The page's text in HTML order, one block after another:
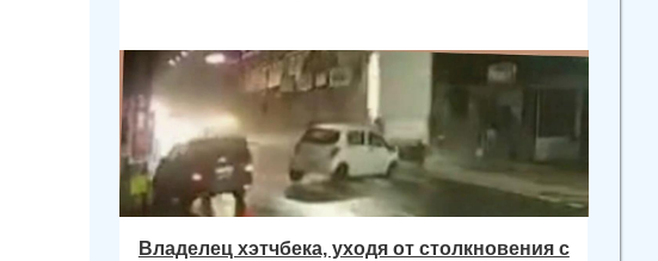
Владелец хэтчбека, уходя от столкновения с